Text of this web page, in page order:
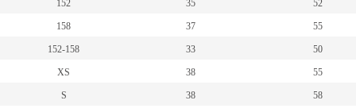
152 35 52
158 37 55
152-158 33 50
XS 38 55
S 38 58